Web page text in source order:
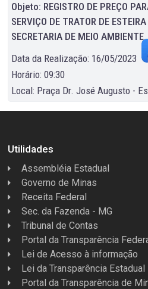
Objeto: REGISTRO DE PREÇO
SERVIÇO DE TRATOR DE
SECRETARIA DE MEIO AMBIENTE
Data da Realização: 16/05/2023
Horário: 09:30
Local: Praça Dr. José Augusto -
Utilidades
Assembléia Estadual
Governo de Minas
Receita Federal
Sec. da Fazenda - MG
Tribunal de Contas
Portal da Transparência
Lei de Acesso à informação
Lei da Transparência Estadual
Portal da Transparência de